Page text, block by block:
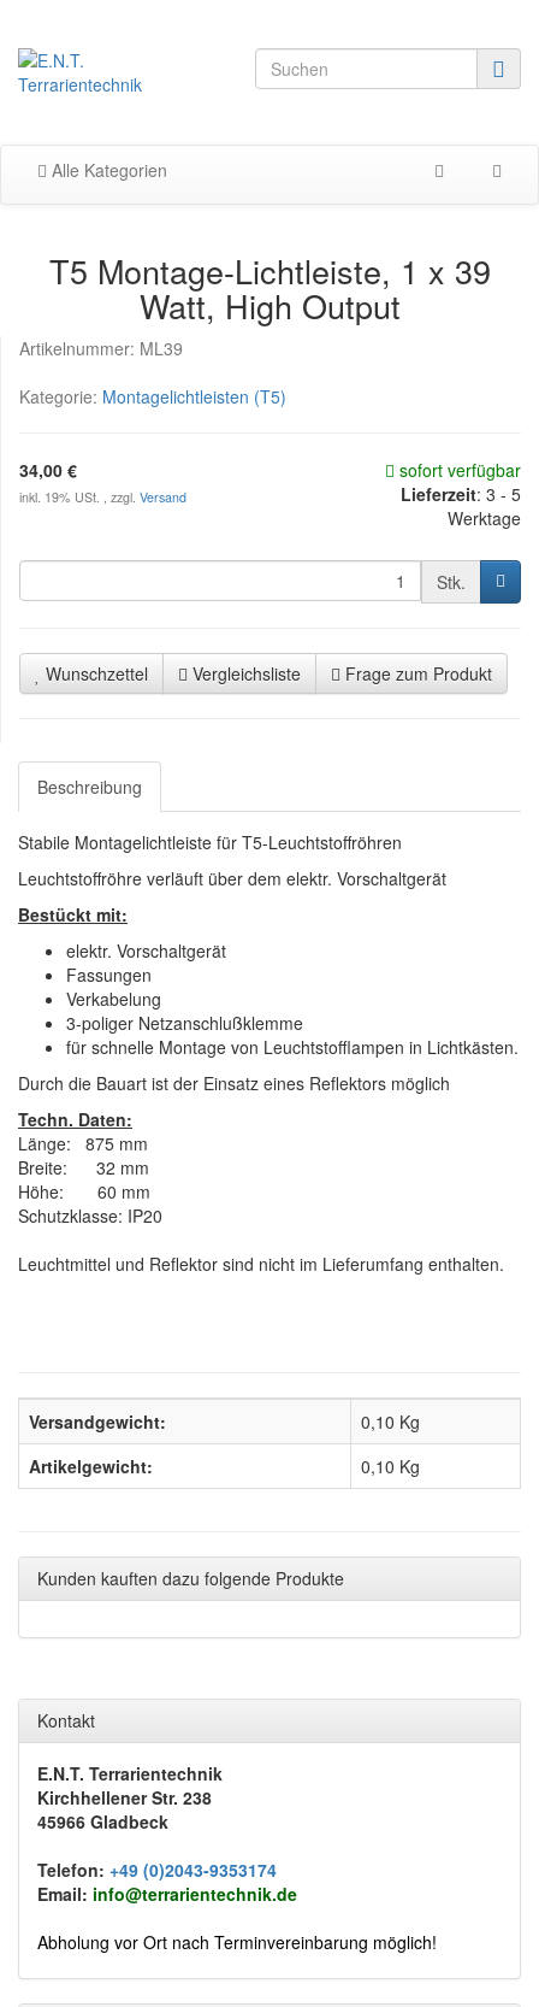
Alle Kategorien
T5 Montage-Lichtleiste, 1 x 39
Watt, High Output
Artikelnummer: ML39
Kategorie: Montagelichtleisten (T5)
34,00 €
inkl. 19% USt. , zzgl. Versand
sofort verfügbar
Lieferzeit: 3 - 5
Werktage
Stk.
Wunschzettel Vergleichsliste Frage zum Produkt
Beschreibung
Stabile Montagelichtleiste für T5-Leuchtstoffröhren
Leuchtstoffröhre verläuft über dem elektr. Vorschaltgerät
Bestückt mit:
elektr. Vorschaltgerät
Fassungen
Verkabelung
3-poliger Netzanschlußklemme
für schnelle Montage von Leuchtstofflampen in Lichtkästen.
Durch die Bauart ist der Einsatz eines Reflektors möglich
Techn. Daten:
Länge: 875 mm
Breite: 32 mm
Höhe: 60 mm
Schutzklasse: IP20
Leuchtmittel und Reflektor sind nicht im Lieferumfang enthalten.
Versandgewicht:
0,10 Kg
Artikelgewicht:
0,10 Kg
Kunden kauften dazu folgende Produkte
Kontakt
E.N.T. Terrarientechnik
Kirchhellener Str. 238
45966 Gladbeck
Telefon: +49 (0)2043-9353174
Email: info@terrarientechnik.de
Abholung vor Ort nach Terminvereinbarung möglich!